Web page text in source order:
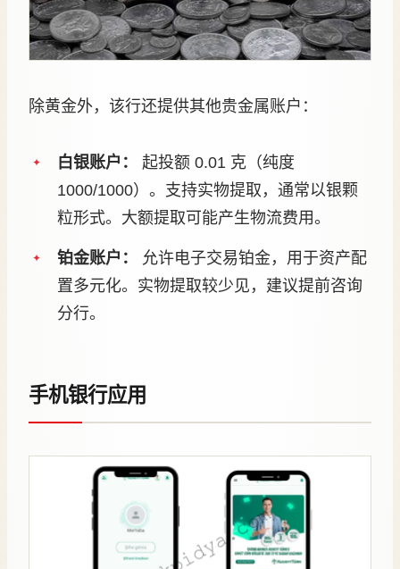
除黄金外，该行还提供其他贵金属账户：
白银账户：
起投额 0.01 克（纯度
1000/1000）。支持实物提取，通常以银颗
粒形式。大额提取可能产生物流费用。
铂金账户：
允许电子交易铂金，用于资产配
置多元化。实物提取较少见，建议提前咨询
分行。
手机银行应用